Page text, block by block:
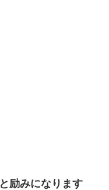
励みになります